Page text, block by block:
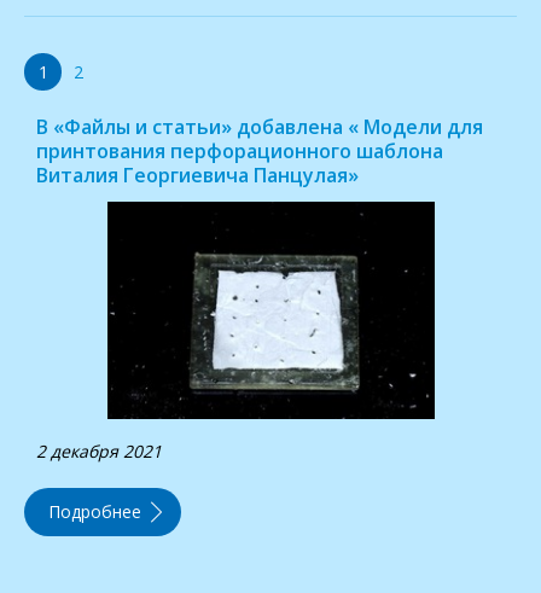
1 2
В «Файлы и статьи» добавлена « Модели для
принтования перфорационного шаблона
Виталия Георгиевича Панцулая»
2 декабря 2021
Подробнее